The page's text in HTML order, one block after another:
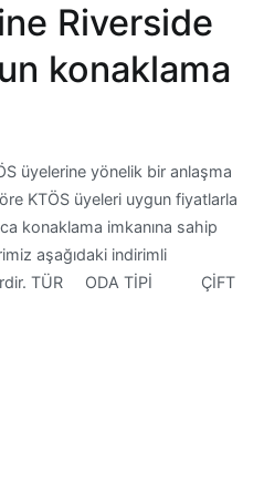
Riverside
konaklama
üyelerine yönelik bir anlaşma
KTÖS üyeleri uygun fiyatlarla
konaklama imkanına sahip
aşağıdaki indirimli
TÜR ODA TİPİ ÇİFT